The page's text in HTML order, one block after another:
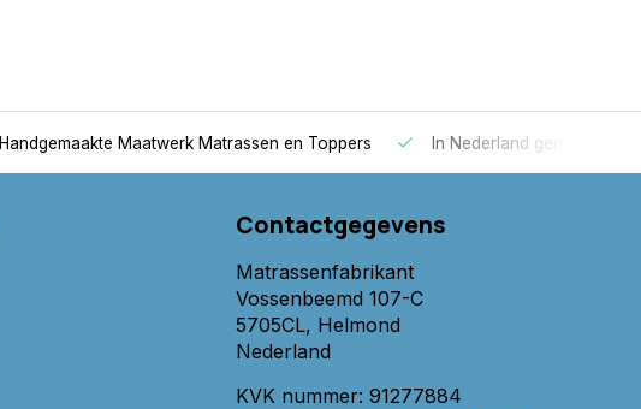
Handgemaakte Maatwerk Matrassen en Toppers In Nederland gemaakt
Contactgegevens
Matrassenfabrikant
Vossenbeemd 107-C
5705CL, Helmond
Nederland
KVK nummer: 91277884